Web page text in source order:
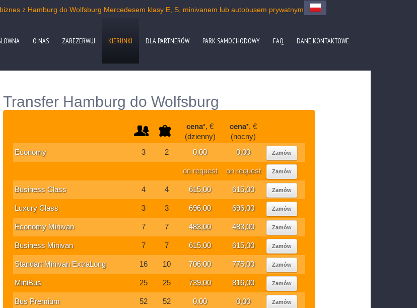
z Hamburg do Wolfsburg Mercedesem klasy E, S, minivanem lub autobusem prywatnym
O NAS ZAREZERWUJ KIERUNKI DLA PARTNERÓW PARK SAMOCHODOWY FAQ DANE KONTAKTOWE
Transfer Hamburg do Wolfsburg
cena*, €
(dzienny)
cena*, €
(nocny)
Economy
3 2 0,00 0,00 Zamów
on request on request Zamów
Business Class 4 4 615,00 615,00 Zamów
Luxury Class 3 3 696,00 696,00 Zamów
Economy Minivan 7 7 483,00 483,00 Zamów
Business Minivan 7 7 615,00 615,00 Zamów
Standart Minivan ExtraLong 16 10 706,00 775,00 Zamów
MiniBus 25 25 739,00 816,00 Zamów
Bus Premium 52 52 0,00 0,00 Zamów